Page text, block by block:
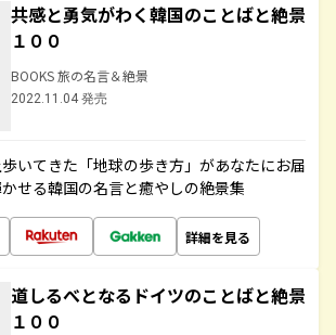
共感と勇気がわく韓国のことばと絶景
１００
BOOKS 旅の名言＆絶景
2022.11.04 発売
いてきた「地球の歩き方」があなたにお届
せる韓国の名言と癒やしの絶景集
詳細を見る
道しるべとなるドイツのことばと絶景
１００